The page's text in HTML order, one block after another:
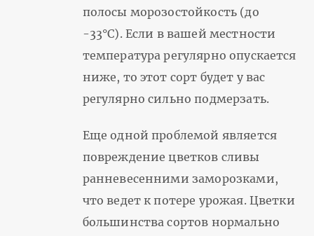
полосы морозостойкость (до
-33°С). Если в вашей местности
температура регулярно опускается
ниже, то этот сорт будет у вас
регулярно сильно подмерзать.
Еще одной проблемой является
повреждение цветков сливы
ранневесенними заморозками,
что ведет к потере урожая. Цветки
большинства сортов нормально